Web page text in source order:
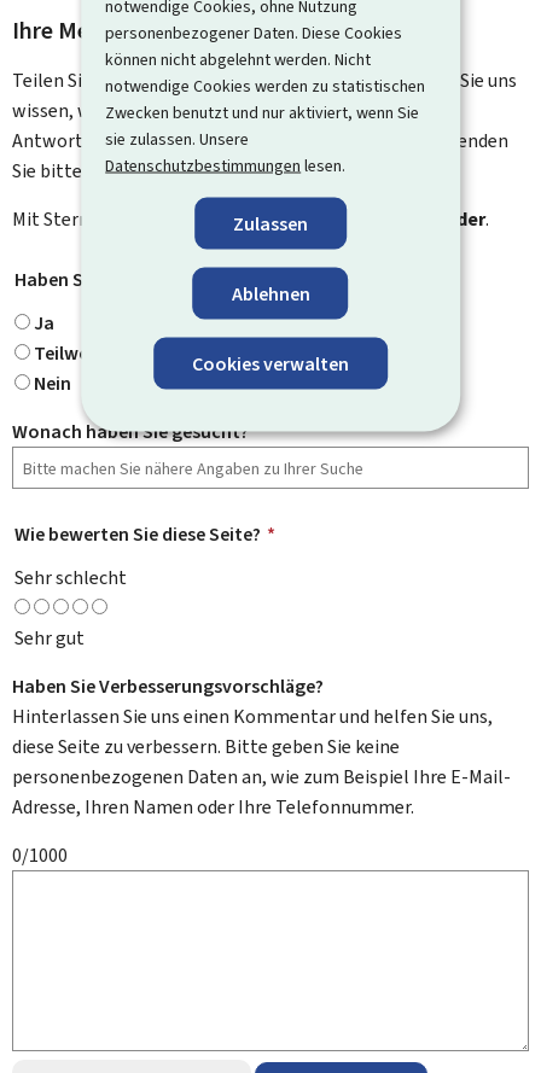
notwendige Cookies, ohne Nutzung
personenbezogener Daten. Diese Cookies
können nicht abgelehnt werden. Nicht
notwendige Cookies werden zu statistischen
Zwecken benutzt und nur aktiviert, wenn Sie
sie zulassen. Unsere
Datenschutzbestimmungen lesen.
Zulassen
Ablehnen
Cookies verwalten
Ihre Meinung interessiert uns
Teilen Sie uns Ihre Meinung zu dieser Seite mit. Lassen Sie uns
wissen, was wir verbessern können. Sie erhalten keine
Antwort auf Ihr Feedback. Für spezifische Fragen verwenden
Sie bitte das Kontaktformular.
Mit Stern gekennzeichnete Felder (
Pflichtfelder.
Haben Sie gefunden, wonach Sie gesucht haben?
Ja
Teilweise
Nein
Wonach haben Sie gesucht?
Wie bewerten Sie diese Seite? *
Sehr schlecht
Sehr gut
Haben Sie Verbesserungsvorschläge?
Hinterlassen Sie uns einen Kommentar und helfen Sie uns,
diese Seite zu verbessern. Bitte geben Sie keine
personenbezogenen Daten an, wie zum Beispiel Ihre E-Mail-
Adresse, Ihren Namen oder Ihre Telefonnummer.
0/1000